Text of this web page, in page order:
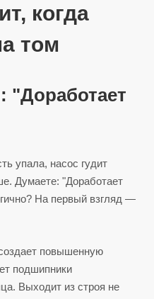
когда
том
"Доработает
упала, насос гудит
Думаете: "Доработает
На первый взгляд —
повышенную
подшипники
Выходит из строя не